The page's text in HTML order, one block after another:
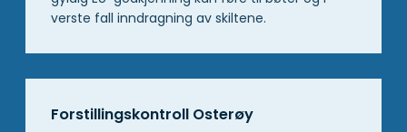
verste fall inndragning av skiltene.
Forstillingskontroll Osterøy